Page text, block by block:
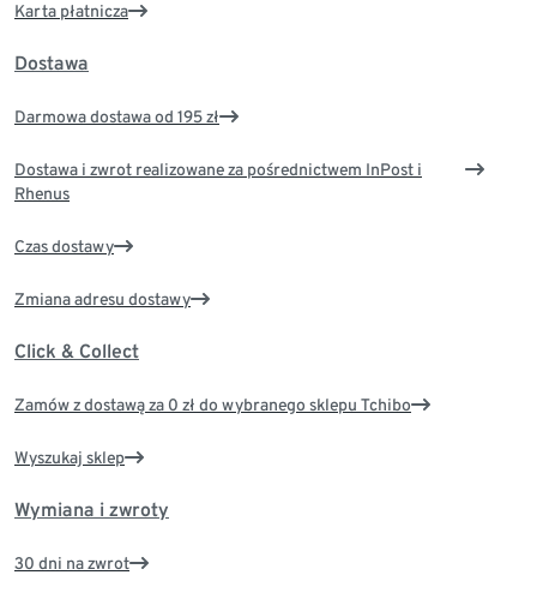
Karta płatnicza
Dostawa
Darmowa dostawa od 195 zł
Dostawa i zwrot realizowane za pośrednictwem InPost i
Rhenus
Czas dostawy
Zmiana adresu dostawy
Click & Collect
Zamów z dostawą za 0 zł do wybranego sklepu Tchibo
Wyszukaj sklep
Wymiana i zwroty
30 dni na zwrot